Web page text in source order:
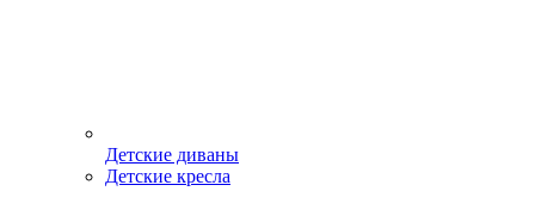
Детские диваны
Детские кресла